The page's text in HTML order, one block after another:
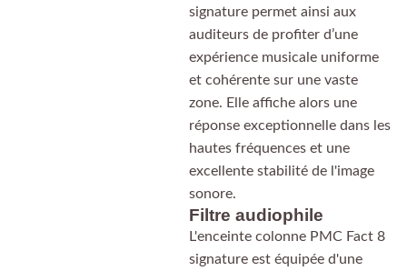
signature permet ainsi aux
auditeurs de profiter d’une
expérience musicale uniforme
et cohérente sur une vaste
zone. Elle affiche alors une
réponse exceptionnelle dans les
hautes fréquences et une
excellente stabilité de l'image
sonore.
Filtre audiophile
L'enceinte colonne PMC Fact 8
signature est équipée d'une